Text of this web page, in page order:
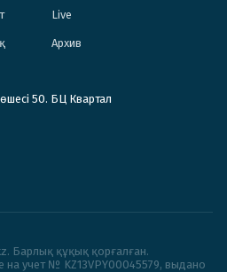
Live
Архив
50. БЦ Квартал
Барлық құқық қорғалған.
на учет № KZ13VPY00045579, выдано